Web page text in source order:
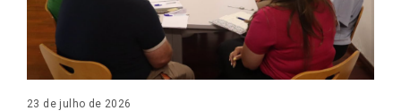
23 de julho de 2026